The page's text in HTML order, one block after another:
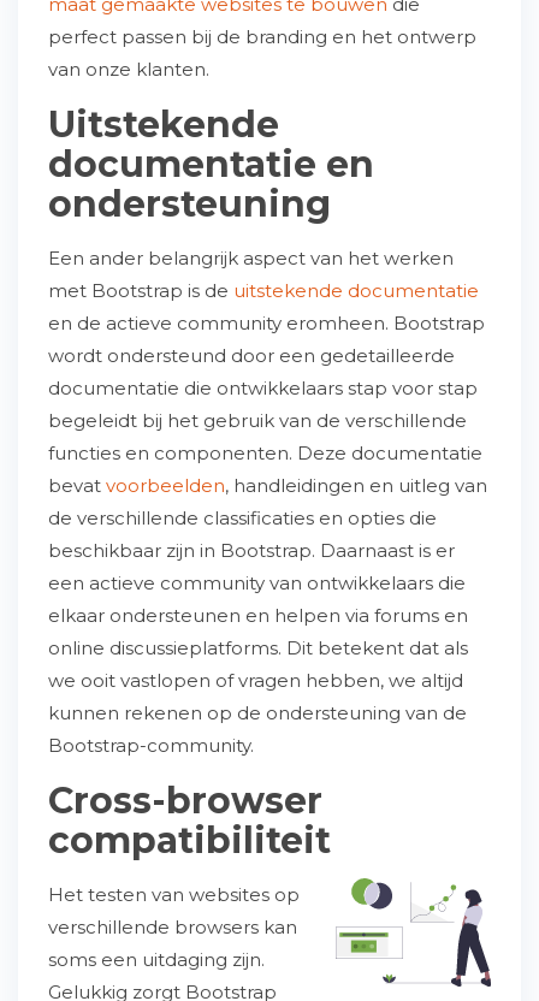
perfect passen bij de branding en het ontwerp
van onze klanten.
Uitstekende
documentatie en
ondersteuning
Een ander belangrijk aspect van het werken
met Bootstrap is de uitstekende documentatie
en de actieve community eromheen. Bootstrap
wordt ondersteund door een gedetailleerde
documentatie die ontwikkelaars stap voor stap
begeleidt bij het gebruik van de verschillende
functies en componenten. Deze documentatie
bevat voorbeelden, handleidingen en uitleg van
de verschillende classificaties en opties die
beschikbaar zijn in Bootstrap. Daarnaast is er
een actieve community van ontwikkelaars die
elkaar ondersteunen en helpen via forums en
online discussieplatforms. Dit betekent dat als
we ooit vastlopen of vragen hebben, we altijd
kunnen rekenen op de ondersteuning van de
Bootstrap-community.
Cross-browser
compatibiliteit
Het testen van websites op
verschillende browsers kan
soms een uitdaging zijn.
Gelukkig zorgt Bootstrap